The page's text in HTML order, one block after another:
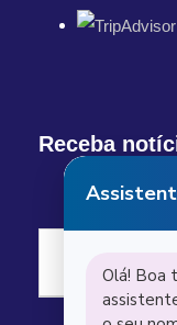
Receba